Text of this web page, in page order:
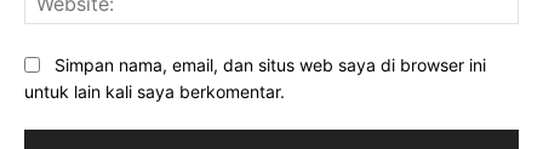
Simpan nama, email, dan situs web saya di browser ini
untuk lain kali saya berkomentar.